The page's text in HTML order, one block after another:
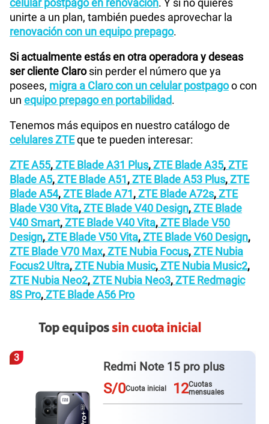
celular postpago en renovación. Y si no quieres
unirte a un plan, también puedes aprovechar la
renovación con un equipo prepago.
Si actualmente estás en otra operadora y deseas
ser cliente Clarosin perder el número que ya
posees, migra a Claro con un celular postpagoo con
un equipo prepago en portabilidad.
Tenemos más equipos en nuestro catálogo de
celulares ZTEque te pueden interesar:
ZTE A55,ZTE Blade A31 Plus,ZTE Blade A35,ZTE
Blade A5,ZTE Blade A51,ZTE Blade A53 Plus,ZTE
Blade A54,ZTE Blade A71,ZTE Blade A72s,ZTE
Blade V30 Vita,ZTE Blade V40 Design,ZTE Blade
V40 Smart,ZTE Blade V40 Vita,ZTE Blade V50
Design,ZTE Blade V50 Vita,ZTE Blade V60 Design,
ZTE Blade V70 Max,ZTE Nubia Focus,ZTE Nubia
Focus2 Ultra,ZTE Nubia Music,ZTE Nubia Music2,
ZTE Nubia Neo2,ZTE Nubia Neo3,ZTE Redmagic
8S Pro,ZTE Blade A56 Pro
Top equipossin cuota inicial
3
Redmi Note 15 pro plus
S/0Cuota inicial 12Cuotas
mensuales